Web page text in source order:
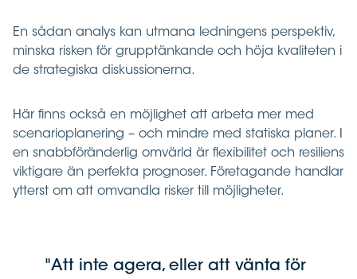
En sådan analys kan utmana ledningens perspektiv,
minska risken för grupptänkande och höja kvaliteten i
de strategiska diskussionerna.
Här finns också en möjlighet att arbeta mer med
scenarioplanering – och mindre med statiska planer. I
en snabbföränderlig omvärld är flexibilitet och resiliens
viktigare än perfekta prognoser. Företagande handlar
ytterst om att omvandla risker till möjligheter.
Att inte agera, eller att vänta för